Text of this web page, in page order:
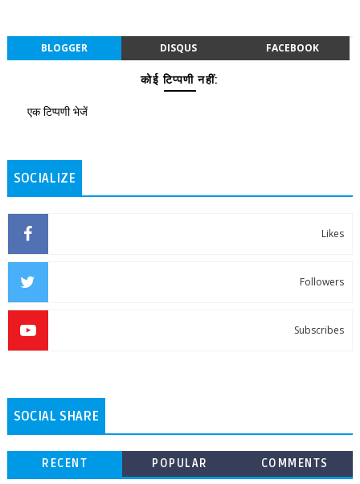
BLOGGER DISQUS FACEBOOK
कोई टिप्पणी नहीं:
एक टिप्पणी भेजें
SOCIALIZE
Likes
Followers
Subscribes
SOCIAL SHARE
RECENT POPULAR COMMENTS